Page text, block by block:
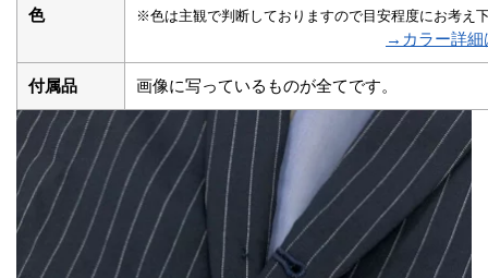
色 ※色は主観で判断しておりますので目安程度にお考え
→カラー詳細
付属品 画像に写っているものが全てです。